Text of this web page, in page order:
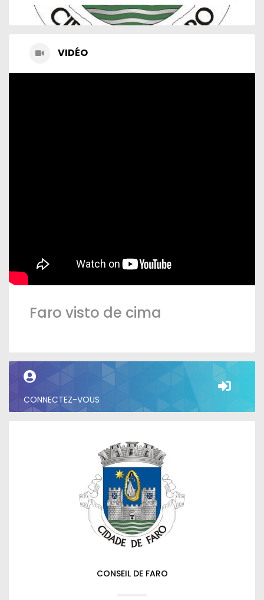
VIDÉO
Faro visto de cima
CONNECTEZ-VOUS
CONSEIL DE FARO